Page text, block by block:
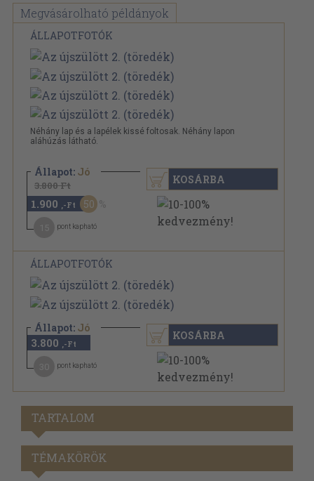
Megvásárolható példányok
ÁLLAPOTFOTÓK
Néhány lap és a lapélek kissé foltosak. Néhány lapon
aláhúzás látható.
Állapot: Jó
3.800 Ft
1.900 ,-Ft 50
pont kapható
KOSÁRBA
ÁLLAPOTFOTÓK
Állapot: Jó
3.800 ,-Ft
pont kapható
KOSÁRBA
TARTALOM
TÉMAKÖRÖK